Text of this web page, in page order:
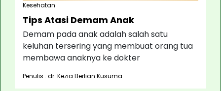
Kesehatan
Tips Atasi Demam Anak
Demam pada anak adalah salah satu
keluhan tersering yang membuat orang tua
membawa anaknya ke dokter
Penulis : dr. Kezia Berlian Kusuma